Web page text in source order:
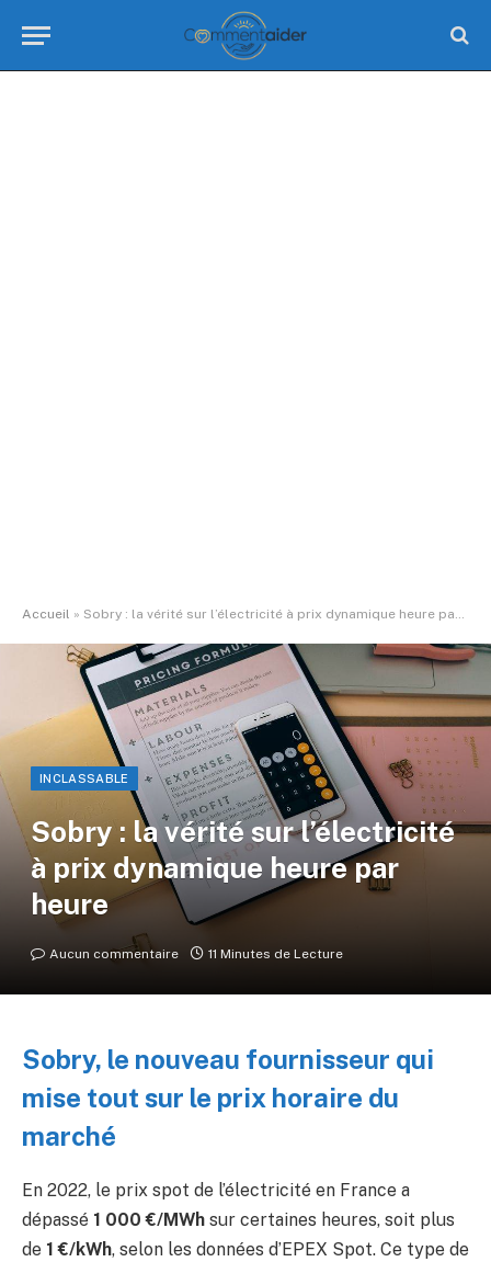
Accueil » Sobry : la vérité sur l’électricité à prix dynamique heure par heure
INCLASSABLE
Sobry : la vérité sur l’électricité
à prix dynamique heure par
heure
Aucun commentaire 11 Minutes de Lecture
Sobry, le nouveau fournisseur qui
mise tout sur le prix horaire du
marché
En 2022, le prix spot de l’électricité en France a
dépassé 1 000 €/MWh sur certaines heures, soit plus
de 1 €/kWh, selon les données d’EPEX Spot. Ce type de